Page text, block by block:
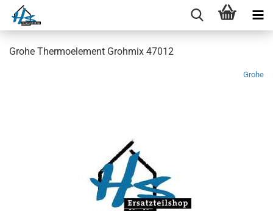
Grohe Thermoelement Grohmix 47012
Grohe